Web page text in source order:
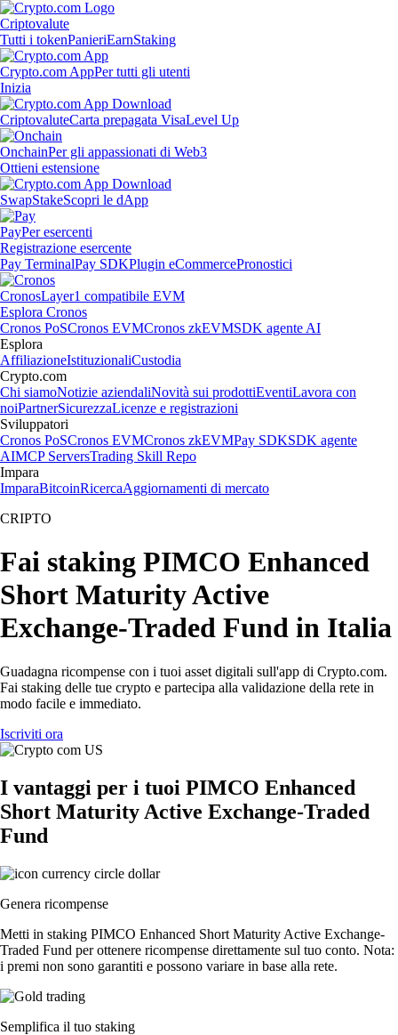
Criptovalute
Tutti i tokenPanieriEarnStaking
Crypto.com AppPer tutti gli utenti
Inizia
CriptovaluteCarta prepagata VisaLevel Up
OnchainPer gli appassionati di Web3
Ottieni estensione
SwapStakeScopri le dApp
PayPer esercenti
Registrazione esercente
Pay TerminalPay SDKPlugin eCommercePronostici
CronosLayer1 compatibile EVM
Esplora Cronos
Cronos PoSCronos EVMCronos zkEVMSDK agente AI
Esplora
AffiliazioneIstituzionaliCustodia
Crypto.com
Chi siamoNotizie aziendaliNovità sui prodottiEventiLavora con
noiPartnerSicurezzaLicenze e registrazioni
Sviluppatori
Cronos PoSCronos EVMCronos zkEVMPay SDKSDK agente
AIMCP ServersTrading Skill Repo
Impara
ImparaBitcoinRicercaAggiornamenti di mercato
CRIPTO
Fai staking PIMCO Enhanced
Short Maturity Active
Exchange-Traded Fund in Italia
Guadagna ricompense con i tuoi asset digitali sull'app di Crypto.com.
Fai staking delle tue crypto e partecipa alla validazione della rete in
modo facile e immediato.
Iscriviti ora
I vantaggi per i tuoi PIMCO Enhanced
Short Maturity Active Exchange-Traded
Fund
Genera ricompense
Metti in staking PIMCO Enhanced Short Maturity Active Exchange-
Traded Fund per ottenere ricompense direttamente sul tuo conto. Nota:
i premi non sono garantiti e possono variare in base alla rete.
Semplifica il tuo staking